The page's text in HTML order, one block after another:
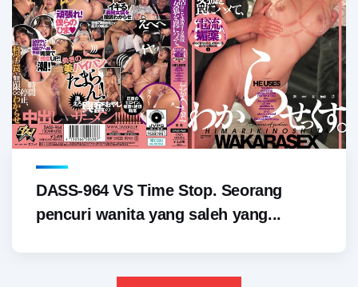
DASS-964 VS Time Stop. Seorang
pencuri wanita yang saleh yang...